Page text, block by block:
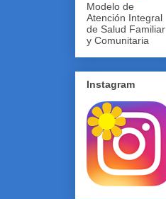
Modelo de
Atención Integral
de Salud Familiar
y Comunitaria
Instagram